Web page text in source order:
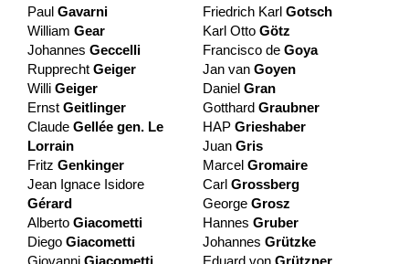
Paul Gavarni
William Gear
Johannes Geccelli
Rupprecht Geiger
Willi Geiger
Ernst Geitlinger
Claude Gellée gen. Le
Lorrain
Fritz Genkinger
Jean Ignace Isidore
Gérard
Alberto Giacometti
Diego Giacometti
Giovanni Giacometti
Friedrich Karl Gotsch
Karl Otto Götz
Francisco de Goya
Jan van Goyen
Daniel Gran
Gotthard Graubner
HAP Grieshaber
Juan Gris
Marcel Gromaire
Carl Grossberg
George Grosz
Hannes Gruber
Johannes Grützke
Eduard von Grützner